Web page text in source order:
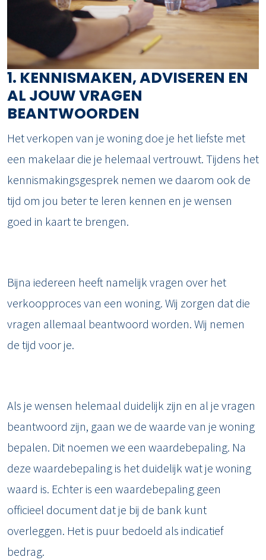
1. KENNISMAKEN, ADVISEREN EN
AL JOUW VRAGEN
BEANTWOORDEN
Het verkopen van je woning doe je het liefste met
een makelaar die je helemaal vertrouwt. Tijdens het
kennismakingsgesprek nemen we daarom ook de
tijd om jou beter te leren kennen en je wensen
goed in kaart te brengen.
Bijna iedereen heeft namelijk vragen over het
verkoopproces van een woning. Wij zorgen dat die
vragen allemaal beantwoord worden. Wij nemen
de tijd voor je.
Als je wensen helemaal duidelijk zijn en al je vragen
beantwoord zijn, gaan we de waarde van je woning
bepalen. Dit noemen we een waardebepaling. Na
deze waardebepaling is het duidelijk wat je woning
waard is. Echter is een waardebepaling geen
officieel document dat je bij de bank kunt
overleggen. Het is puur bedoeld als indicatief
bedrag.